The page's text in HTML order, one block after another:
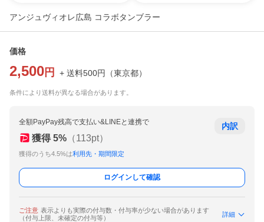
アンジュヴィオレ広島 コラボタンブラー
価格
2,500 円 + 送料500円 （東京都）
条件により送料が異なる場合があります。
全額PayPay残高で支払い&LINEと連携で
獲得 5% （113pt）
獲得のうち4.5%は利用先・期間限定
内訳
ログインして確認
ご注意 表示よりも実際の付与数・付与率が少ない場合があります
（付与上限、未確定の付与等）
詳細